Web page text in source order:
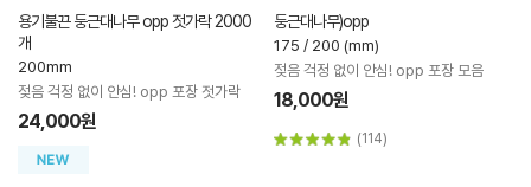
용기불끈 둥근대나무 opp 젓가락 2000
개
200mm
젖음 걱정 없이 안심! opp 포장 젓가락
24,000원
둥근대나무)opp
175 / 200 (mm)
젖음 걱정 없이 안심! opp 포장 모음
18,000원
(114)